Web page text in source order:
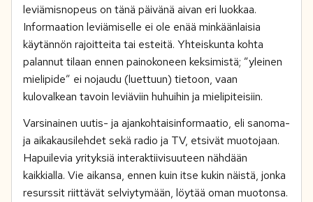
leviämisnopeus on tänä päivänä aivan eri luokkaa.
Informaation leviämiselle ei ole enää minkäänlaisia
käytännön rajoitteita tai esteitä. Yhteiskunta kohta
palannut tilaan ennen painokoneen keksimistä; ”yleinen
mielipide” ei nojaudu (luettuun) tietoon, vaan
kulovalkean tavoin leviäviin huhuihin ja mielipiteisiin.
Varsinainen uutis- ja ajankohtaisinformaatio, eli sanoma-
ja aikakausilehdet sekä radio ja TV, etsivät muotojaan.
Hapuilevia yrityksiä interaktiivisuuteen nähdään
kaikkialla. Vie aikansa, ennen kuin itse kukin näistä, jonka
resurssit riittävät selviytymään, löytää oman muotonsa.